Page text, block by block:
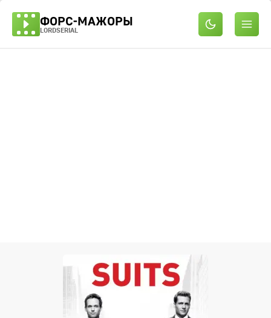
ФОРС-МАЖОРЫ
LORDSERIAL